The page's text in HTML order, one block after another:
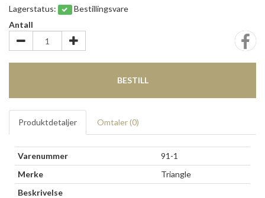
Lagerstatus:
Bestillingsvare
Antall
BESTILL
Produktdetaljer Omtaler (0)
Varenummer
91-1
Merke
Triangle
Beskrivelse